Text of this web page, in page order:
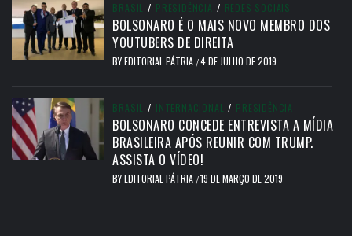
BRASIL / PRESIDÊNCIA / REDES SOCIAIS
BOLSONARO É O MAIS NOVO MEMBRO DOS
YOUTUBERS DE DIREITA
BYEDITORIAL PÁTRIA /4 DE JULHO DE 2019
BRASIL / INTERNACIONAL / PRESIDÊNCIA
BOLSONARO CONCEDE ENTREVISTA A MÍDIA
BRASILEIRA APÓS REUNIR COM TRUMP.
ASSISTA O VÍDEO!
BYEDITORIAL PÁTRIA /19 DE MARÇO DE 2019